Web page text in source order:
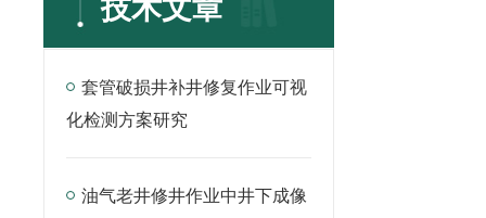
技术文章
套管破损井补井修复作业可视
化检测方案研究
油气老井修井作业中井下成像